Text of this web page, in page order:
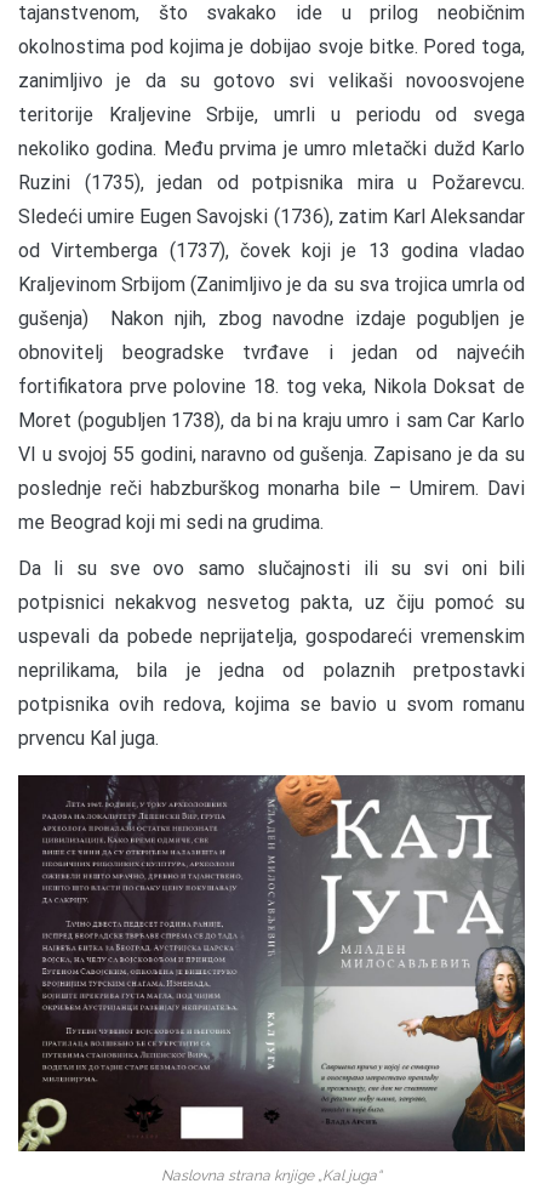
tajanstvenom, što svakako ide u prilog neobičnim
okolnostima pod kojima je dobijao svoje bitke. Pored toga,
zanimljivo je da su gotovo svi velikaši novoosvojene
teritorije Kraljevine Srbije, umrli u periodu od svega
nekoliko godina. Među prvima je umro mletački dužd Karlo
Ruzini (1735), jedan od potpisnika mira u Požarevcu.
Sledeći umire Eugen Savojski (1736), zatim Karl Aleksandar
od Virtemberga (1737), čovek koji je 13 godina vladao
Kraljevinom Srbijom (Zanimljivo je da su sva trojica umrla od
gušenja) Nakon njih, zbog navodne izdaje pogubljen je
obnovitelj beogradske tvrđave i jedan od najvećih
fortifikatora prve polovine 18. tog veka, Nikola Doksat de
Moret (pogubljen 1738), da bi na kraju umro i sam Car Karlo
VI u svojoj 55 godini, naravno od gušenja. Zapisano je da su
poslednje reči habzburškog monarha bile – Umirem. Davi
me Beograd koji mi sedi na grudima.
Da li su sve ovo samo slučajnosti ili su svi oni bili
potpisnici nekakvog nesvetog pakta, uz čiju pomoć su
uspevali da pobede neprijatelja, gospodareći vremenskim
neprilikama, bila je jedna od polaznih pretpostavki
potpisnika ovih redova, kojima se bavio u svom romanu
prvencu Kal juga.
Naslovna strana knjige „Kal juga“